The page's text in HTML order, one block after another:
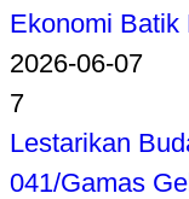
Ekonomi Batik
2026-06-07
7
Lestarikan
041/Gamas